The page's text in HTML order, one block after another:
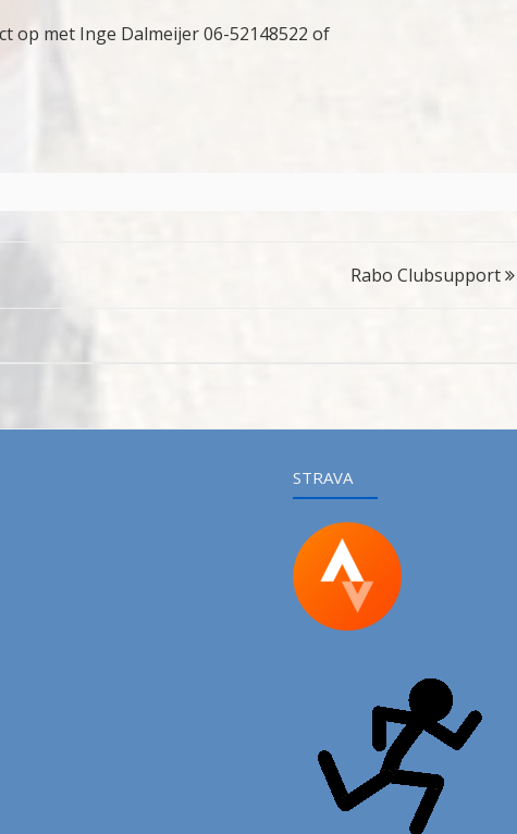
op met Inge Dalmeijer 06-52148522 of
Rabo Clubsupport
STRAVA